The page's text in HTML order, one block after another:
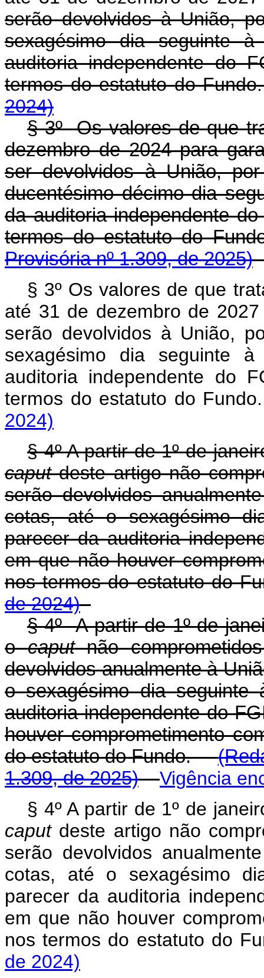
serão devolvidos à União,
sexagésimo dia seguinte
auditoria independente do
termos do estatuto do
2024)
§ 3º Os valores de que
dezembro de 2024 para
ser devolvidos à União,
ducentésimo décimo dia
da auditoria independente
termos do estatuto do
Provisória nº 1.309, de 2025)
§ 3º Os valores de que
até 31 de dezembro de
serão devolvidos à União,
sexagésimo dia seguinte
auditoria independente do
termos do estatuto do
2024)
§ 4º A partir de 1º de
caputdeste artigo não
serão devolvidos
cotas, até o sexagésimo
parecer da auditoria
em que não houver
nos termos do estatuto do
de 2024)
§ 4º A partir de 1º de
ocaputnão
devolvidos anualmente à
o sexagésimo dia
auditoria independente do
houver comprometimento
do estatuto do Fundo.
1.309, de 2025)
Vigência
§ 4º A partir de 1º de
caputdeste artigo não
serão devolvidos
cotas, até o sexagésimo
parecer da auditoria
em que não houver
nos termos do estatuto do
de 2024)